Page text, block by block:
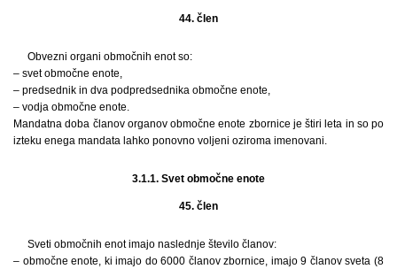
44. člen
Obvezni organi območnih enot so:
– svet območne enote,
– predsednik in dva podpredsednika območne enote,
– vodja območne enote.
Mandatna doba članov organov območne enote zbornice je štiri leta in so po
izteku enega mandata lahko ponovno voljeni oziroma imenovani.
3.1.1. Svet območne enote
45. člen
Sveti območnih enot imajo naslednje število članov:
– območne enote, ki imajo do 6000 članov zbornice, imajo 9 članov sveta (8